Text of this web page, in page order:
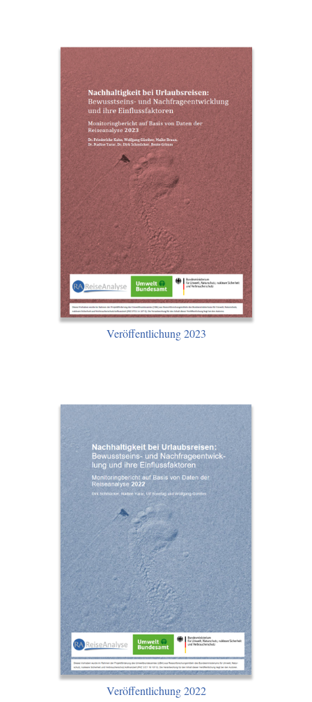
Veröffentlichung 2023
Veröffentlichung 2022